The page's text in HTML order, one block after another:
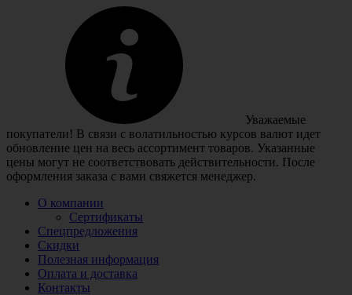
Уважаемые
покупатели! В связи с волатильностью курсов валют идет
обновление цен на весь ассортимент товаров. Указанные
цены могут не соответствовать действительности. После
оформления заказа с вами свяжется менеджер.
О компании
Сертификаты
Спецпредложения
Скидки
Полезная информация
Оплата и доставка
Контакты